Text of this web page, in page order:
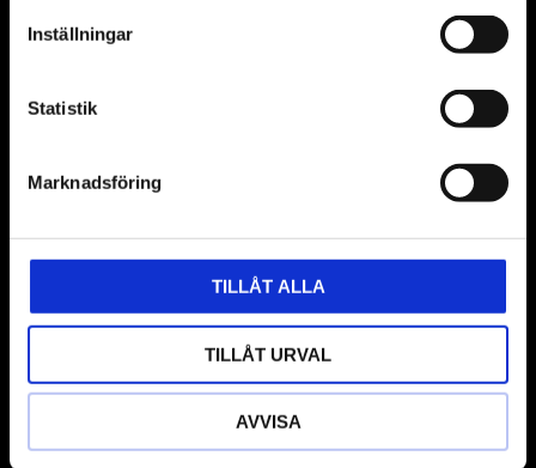
Inställningar
Statistik
Marknadsföring
TILLÅT ALLA
TILLÅT URVAL
AVVISA
& däckmaskiner och Master luftmaskiner. Kontakta oss
gärna om vad som helst då vi gör vårt yttersta för att hjälpa